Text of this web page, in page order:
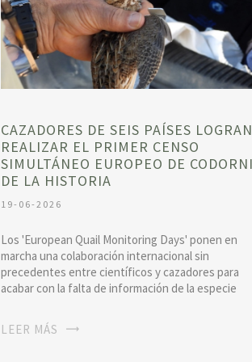
CAZADORES DE SEIS PAÍSES LOGRAN
REALIZAR EL PRIMER CENSO
SIMULTÁNEO EUROPEO DE
DE LA HISTORIA
19-06-2026
Los 'European Quail Monitoring Days' ponen en
marcha una colaboración internacional sin
precedentes entre científicos y cazadores para
acabar con la falta de información de la especie
LEER MÁS